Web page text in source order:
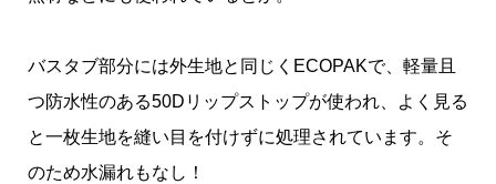
バスタブ部分には外生地と同じくECOPAKで、軽量且
つ防水性のある50Dリップストップが使われ、よく見る
と一枚生地を縫い目を付けずに処理されています。そ
のため水漏れもなし！